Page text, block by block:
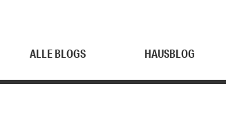
ALLE BLOGS HAUSBLOG